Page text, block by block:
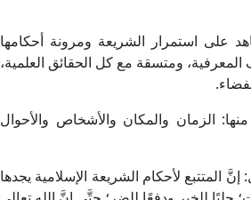
على استمرار الشريعة ومرونة أحكامها
ومتسقة مع كل الحقائق العلمية،
الزمان والمكان والأشخاص والأحوال
لأحكام الشريعة الإسلامية يجدها